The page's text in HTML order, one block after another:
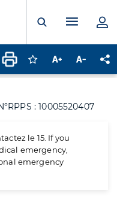
Ouvrir laMenu
Connectez-vous
Augmenter la
: 10005520407
le 15. If you
emergency,
emergency